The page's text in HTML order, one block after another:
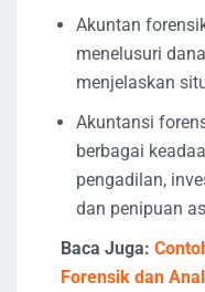
Akuntan
menelusuri
menjelaskan
Akuntansi
berbagai
pengadilan,
dan penipuan
Baca Juga:
Forensik dan